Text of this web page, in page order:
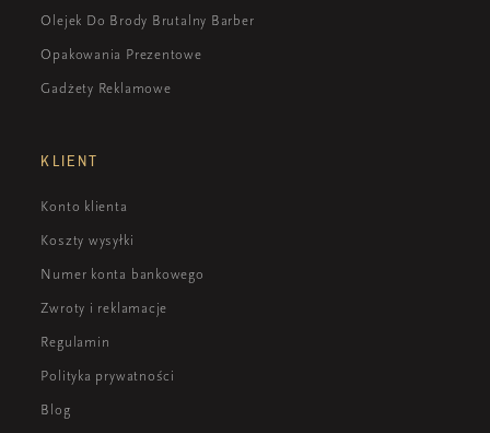
Olejek Do Brody Brutalny Barber
Opakowania Prezentowe
Gadżety Reklamowe
KLIENT
Konto klienta
Koszty wysyłki
Numer konta bankowego
Zwroty i reklamacje
Regulamin
Polityka prywatności
Blog